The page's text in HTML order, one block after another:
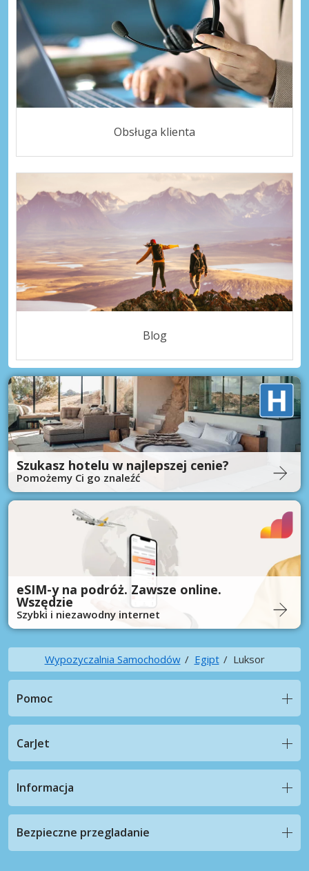
Obsługa klienta
Blog
Szukasz hotelu w najlepszej cenie?
Pomożemy Ci go znaleźć
eSIM-y na podróż. Zawsze online.
Wszędzie
Szybki i niezawodny internet
Wypozyczalnia Samochodów Egipt Luksor
Pomoc
CarJet
Informacja
Bezpieczne przegladanie